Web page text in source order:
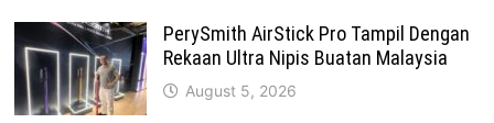
PerySmith AirStick Pro Tampil Dengan
Rekaan Ultra Nipis Buatan Malaysia
August 5, 2026